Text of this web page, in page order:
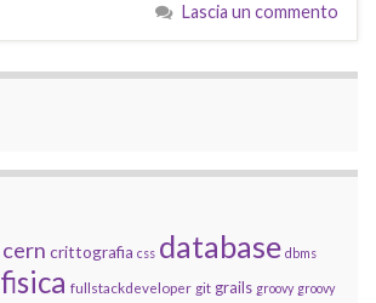
Lascia un commento
cern crittografia css database dbms
fisica fullstackdeveloper git grails groovy groovy